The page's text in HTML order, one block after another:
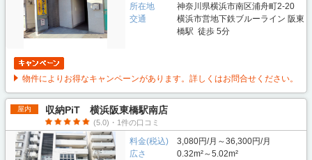
所在地
神奈川県横浜市南区浦舟町2-20
交通
横浜市営地下鉄ブルーライン 阪東
橋駅 徒歩 5分
物件によりお得なキャンペーンがあります。詳しくはお問合せください。
屋内 収納PiT 横浜阪東橋駅南店
(5.0)・1件の口コミ
料金(税込)
3,080円/月～36,300円/月
広さ
0.32m²～5.02m²